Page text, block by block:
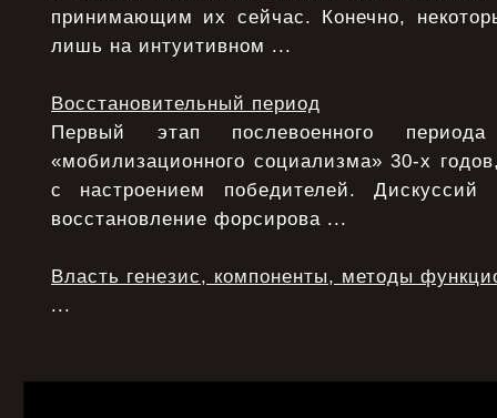
принимающим их сейчас. Конечно,
лишь на интуитивном ...
Восстановительный период
Первый этап послевоенного
«мобилизационного социализма» 30-х
с настроением победителей.
восстановление форсирова ...
Власть генезис, компоненты, методы
...